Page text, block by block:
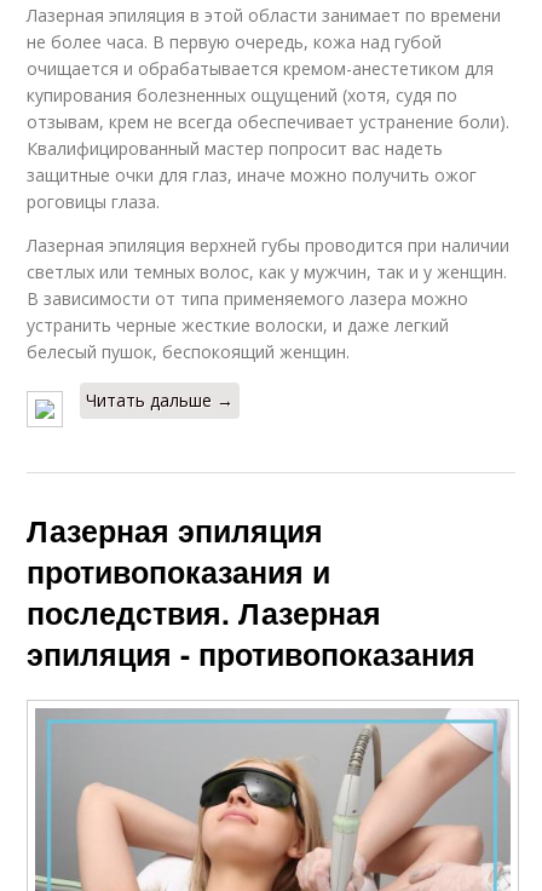
Лазерная эпиляция в этой области занимает по времени
не более часа. В первую очередь, кожа над губой
очищается и обрабатывается кремом-анестетиком для
купирования болезненных ощущений (хотя, судя по
отзывам, крем не всегда обеспечивает устранение боли).
Квалифицированный мастер попросит вас надеть
защитные очки для глаз, иначе можно получить ожог
роговицы глаза.
Лазерная эпиляция верхней губы проводится при наличии
светлых или темных волос, как у мужчин, так и у женщин.
В зависимости от типа применяемого лазера можно
устранить черные жесткие волоски, и даже легкий
белесый пушок, беспокоящий женщин.
Читать дальше →
Лазерная эпиляция
противопоказания и
последствия. Лазерная
эпиляция - противопоказания